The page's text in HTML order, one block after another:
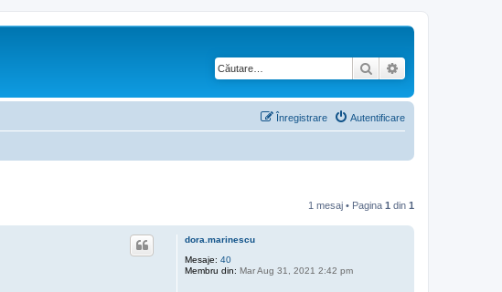
Căutare
Autentificare
Înregistrare
1 mesaj • Pagina 1 din 1
dora.marinescu
Mesaje: 40
Membru din: Mar Aug 31, 2021 2:42 pm